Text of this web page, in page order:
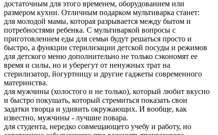
достаточным для этого временем, оборудованием или
размером кухни. Отличным подарком мультиварка станет:
для молодой мамы, которая разрывается между бытом и
потребностями ребенка. С мультиваркой вопросы с
приготовлением еды для семьи будут решаться просто и
быстро, а функции стерилизации детской посуды и режимов
для детского меню дополнительно не только сэкономят ее
время и силы, но и уберегут от ненужных трат на
стерилизатор, йогуртницу и другие гаджеты современного
материнства.
для мужчины (холостого и не только), который любит вкусно
и быстро покушать, который стремиться показать свои
задатки творца и удивить окружающих. И вообще, как
известно, мужчины - лучшие повара.
для студента, нередко совмещающего учебу и работу, но